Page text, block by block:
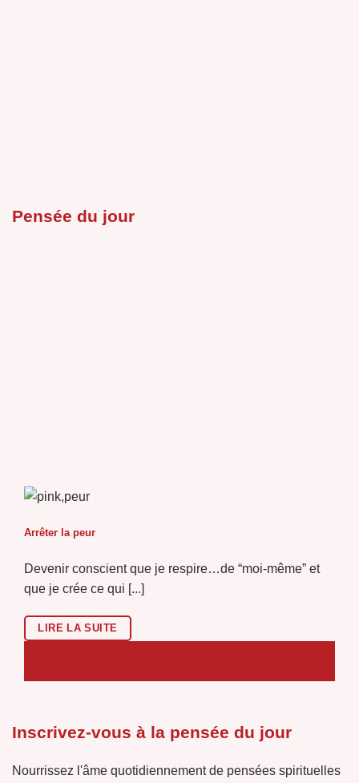
Pensée du jour
Arrêter la peur
Devenir conscient que je respire…de “moi-même” et
que je crée ce qui [...]
LIRE LA SUITE
Inscrivez-vous à la pensée du jour
Nourrissez l'âme quotidiennement de pensées spirituelles